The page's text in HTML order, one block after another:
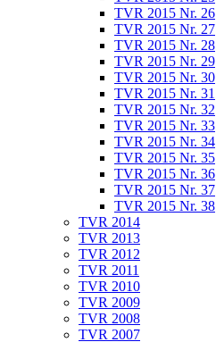
TVR 2015 Nr. 26
TVR 2015 Nr. 27
TVR 2015 Nr. 28
TVR 2015 Nr. 29
TVR 2015 Nr. 30
TVR 2015 Nr. 31
TVR 2015 Nr. 32
TVR 2015 Nr. 33
TVR 2015 Nr. 34
TVR 2015 Nr. 35
TVR 2015 Nr. 36
TVR 2015 Nr. 37
TVR 2015 Nr. 38
TVR 2014
TVR 2013
TVR 2012
TVR 2011
TVR 2010
TVR 2009
TVR 2008
TVR 2007